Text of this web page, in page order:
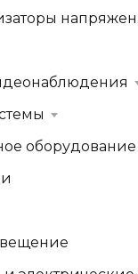
оборудование